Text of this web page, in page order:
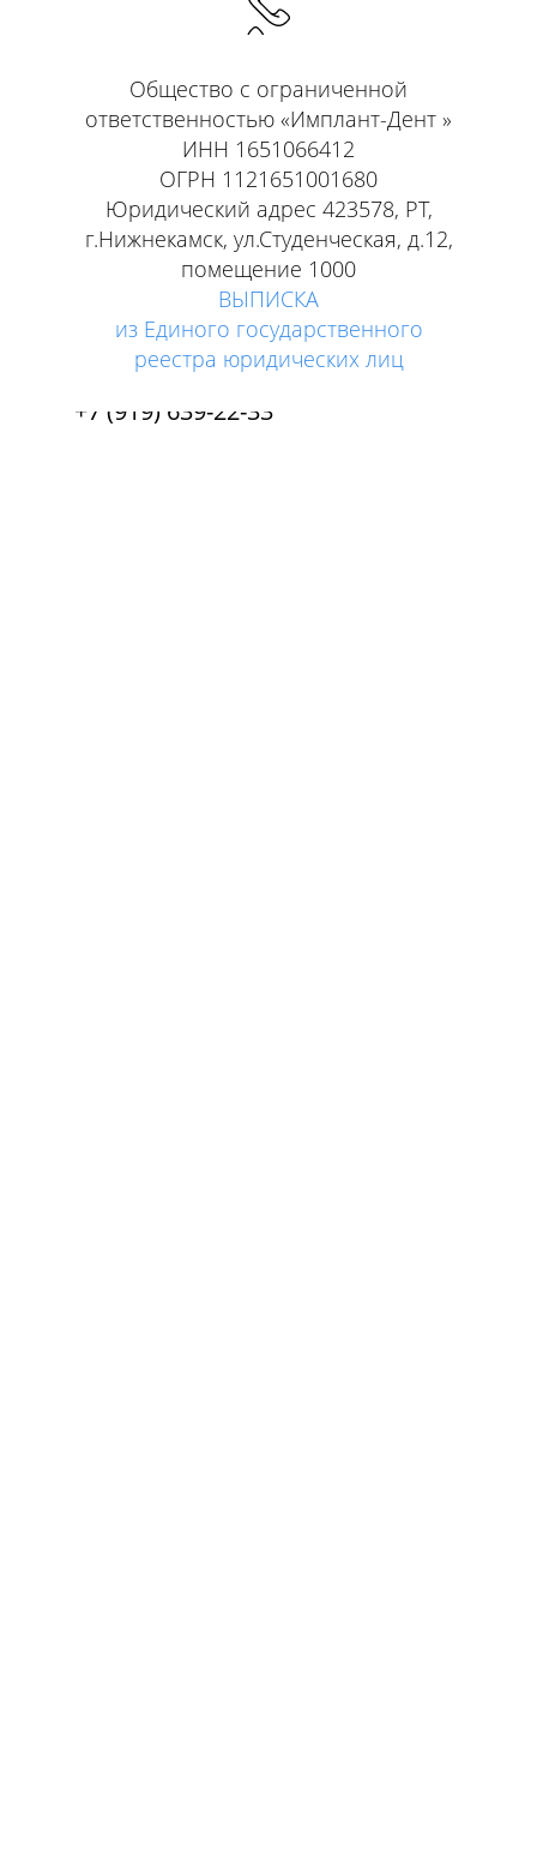
Пн-Пт: с 8-00 по 20-00 Мск
Сб-Вс: с 9-00 по 15-00 Мск
СОЦ. СЕТИ:
+7 (8555) 39-22-33
+7 (917) 239-22-33
+7 (919) 639-22-33
Общество с ограниченной
ответственностью «Имплант-Дент »
ИНН 1651066412
ОГРН 1121651001680
Юридический адрес 423578, РТ,
г.Нижнекамск, ул.Студенческая, д.12,
помещение 1000
ВЫПИСКА
из Единого государственного
реестра юридических лиц